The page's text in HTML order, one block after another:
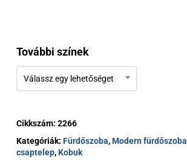
További színek
Válassz egy lehetőséget
Cikkszám: 2266
Kategóriák: Fürdőszoba,Modern fürdőszoba
csaptelep,Kobuk